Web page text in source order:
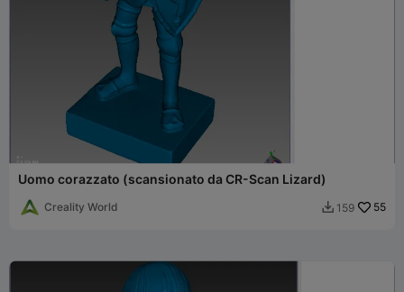
Uomo corazzato (scansionato da CR-Scan Lizard)
Creality World  159 55